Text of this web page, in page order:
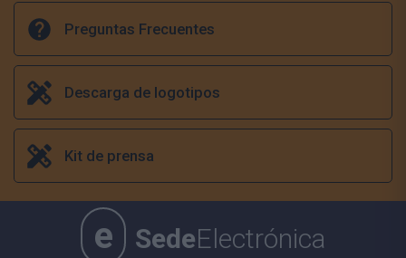
Preguntas Frecuentes
Descarga de logotipos
Kit de prensa
e SedeElectrónica